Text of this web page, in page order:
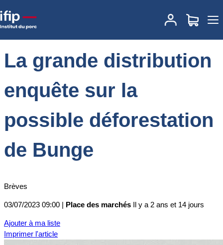
Accueil Actualités des marchés
La grande
distribution enquête sur la possible déforestation de Bunge
La grande distribution
enquête sur la
possible déforestation
de Bunge
Brèves
03/07/2023 09:00 | Place des marchés Il y a 2 ans et 14 jours
Ajouter à ma liste
Imprimer l'article